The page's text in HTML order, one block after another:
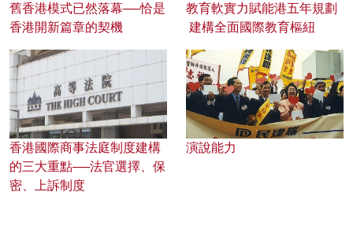
舊香港模式已然落幕──恰是
香港開新篇章的契機
教育軟實力賦能港五年規劃
建構全面國際教育樞紐
香港國際商事法庭制度建構
的三大重點──法官選擇、保
密、上訴制度
演說能力